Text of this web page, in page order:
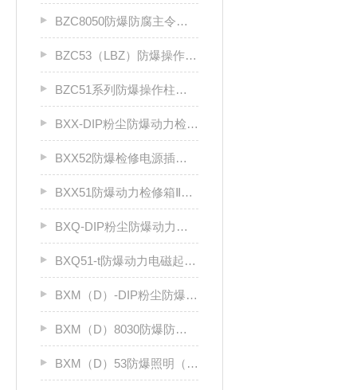
BZC8050防爆防腐主令控制器
BZC53（LBZ）防爆操作柱llC
BZC51系列防爆操作柱（Ⅱ B）LCZ
BXX-DIP粉尘防爆动力检修箱DIP A20
BXX52防爆检修电源插座箱ⅡB、ⅡC
BXX51防爆动力检修箱ⅡB、ⅡC
BXQ-DIP粉尘防爆动力（电磁）起动箱
BXQ51-t防爆动力电磁起动箱
BXM（D）-DIP粉尘防爆照明（动力）配电箱
BXM（D）8030防爆防腐照明动力配电箱（Ⅱ C）
BXM（D）53防爆照明（动力）配电箱ⅡC